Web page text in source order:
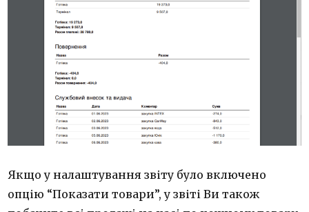
Якщо у налаштування звіту було включено
опцію “Показати товари”, у звіті Ви також